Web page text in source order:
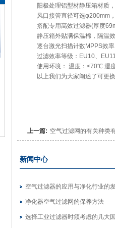
阳极处理铝型材静压箱材质，
风口接管直径可选φ200mm
搭配专用高效过滤器(厚度
静压箱外贴满保温棉，隔温
逐台激光扫描计数MPPS效率
过滤效率等级：EU10、
使用环境： 温度：≤70℃ 湿
以上我们为大家阐述了可更换
上一篇: 空气过滤网的有关种类
新闻中心
空气过滤器的应用与净化行业的
净化器空气过滤网的保养方法
选择工业过滤器时须考虑的几大